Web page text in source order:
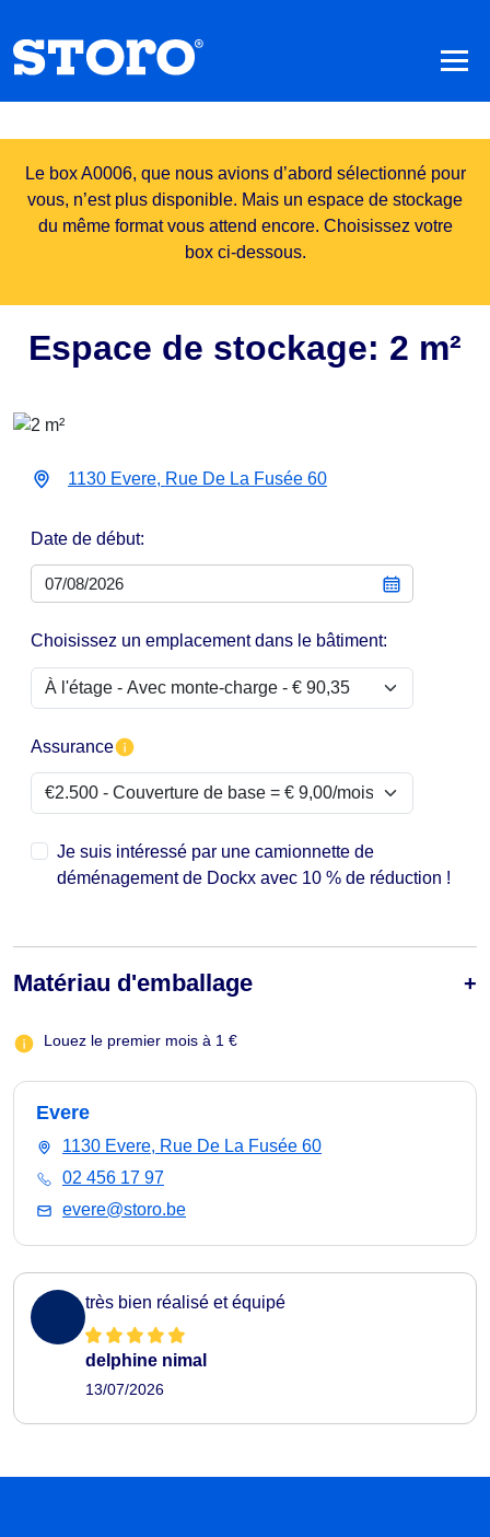
Le box A0006, que nous avions d’abord sélectionné pour
vous, n’est plus disponible. Mais un espace de stockage
du même format vous attend encore. Choisissez votre
box ci-dessous.
Espace de stockage: 2 m²
1130 Evere, Rue De La Fusée 60
Date de début:
Choisissez un emplacement dans le bâtiment:
Assurance
Je suis intéressé par une camionnette de
déménagement de Dockx avec 10 % de réduction !
Matériau d'emballage
Louez le premier mois à 1 €
Evere
1130 Evere, Rue De La Fusée 60
02 456 17 97
evere@storo.be
très bien réalisé et équipé
delphine nimal
13/07/2026